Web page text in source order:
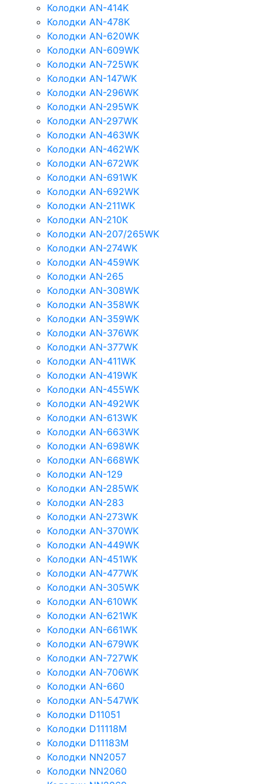
Колодки AN-414K
Колодки AN-478K
Колодки AN-620WK
Колодки AN-609WK
Колодки AN-725WK
Колодки AN-147WK
Колодки AN-296WK
Колодки AN-295WK
Колодки AN-297WK
Колодки AN-463WK
Колодки AN-462WK
Колодки AN-672WK
Колодки AN-691WK
Колодки AN-692WK
Колодки AN-211WK
Колодки AN-210K
Колодки AN-207/265WK
Колодки AN-274WK
Колодки AN-459WK
Колодки AN-265
Колодки AN-308WK
Колодки AN-358WK
Колодки AN-359WK
Колодки AN-376WK
Колодки AN-377WK
Колодки AN-411WK
Колодки AN-419WK
Колодки AN-455WK
Колодки AN-492WK
Колодки AN-613WK
Колодки AN-663WK
Колодки AN-698WK
Колодки AN-668WK
Колодки AN-129
Колодки AN-285WK
Колодки AN-283
Колодки AN-273WK
Колодки AN-370WK
Колодки AN-449WK
Колодки AN-451WK
Колодки AN-477WK
Колодки AN-305WK
Колодки AN-610WK
Колодки AN-621WK
Колодки AN-661WK
Колодки AN-679WK
Колодки AN-727WK
Колодки AN-706WK
Колодки AN-660
Колодки AN-547WK
Колодки D11051
Колодки D11118M
Колодки D11183M
Колодки NN2057
Колодки NN2060